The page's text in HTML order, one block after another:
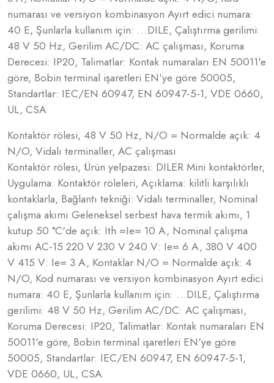
numarası ve versiyon kombinasyon Ayırt edici numara:
40 E, Şunlarla kullanım için: …DILE, Çalıştırma gerilimi:
48 V 50 Hz, Gerilim AC/DC: AC çalışması, Koruma
Derecesi: IP20, Talimatlar: Kontak numaraları EN 50011'e
göre, Bobin terminal işaretleri EN'ye göre 50005,
Standartlar: IEC/EN 60947, EN 60947-5-1, VDE 0660,
UL, CSA
Kontaktör rölesi, 48 V 50 Hz, N/O = Normalde açık: 4
N/O, Vidalı terminaller, AC çalışması
Kontaktör rölesi, Ürün yelpazesi: DILER Mini kontaktörler,
Uygulama: Kontaktör röleleri, Açıklama: kilitli karşılıklı
kontaklarla, Bağlantı tekniği: Vidalı terminaller, Nominal
çalışma akımı Geleneksel serbest hava termik akımı, 1
kutup 50 °C'de açık: Ith =Ie= 10 A, Nominal çalışma
akımı AC-15 220 V 230 V 240 V: Ie= 6 A, 380 V 400
V 415 V: Ie= 3 A, Kontaklar N/O = Normalde açık: 4
N/O, Kod numarası ve versiyon kombinasyon Ayırt edici
numara: 40 E, Şunlarla kullanım için: …DILE, Çalıştırma
gerilimi: 48 V 50 Hz, Gerilim AC/DC: AC çalışması,
Koruma Derecesi: IP20, Talimatlar: Kontak numaraları EN
50011'e göre, Bobin terminal işaretleri EN'ye göre
50005, Standartlar: IEC/EN 60947, EN 60947-5-1,
VDE 0660, UL, CSA